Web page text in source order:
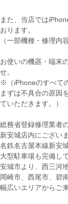
また、当店では
おります。
（一部機種・修理内
お使いの機器・端末
せ。
※（iPhoneのすべて
まずは不具合の原因
ていただきます。）
総務省登録修理業者
新安城店内にございま
名鉄名古屋本線新安
大型駐車場も完備し
安城市より、西三河
岡崎市、西尾市、碧
幅広いエリアからご